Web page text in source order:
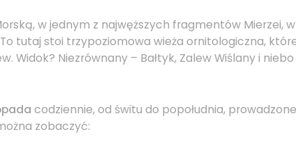
w jednym z najwęższych fragmentów Mierzei,
tutaj stoi trzypoziomowa wieża ornitologiczna,
Widok? Niezrównany – Bałtyk, Zalew Wiślany i
codziennie, od świtu do popołudnia,
zobaczyć: